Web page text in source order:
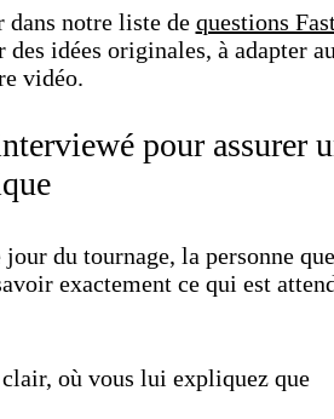
dans notre liste de questions
des idées originales, à adapter
vidéo.
pour assurer
du tournage, la personne que
exactement ce qui est
où vous lui expliquez que